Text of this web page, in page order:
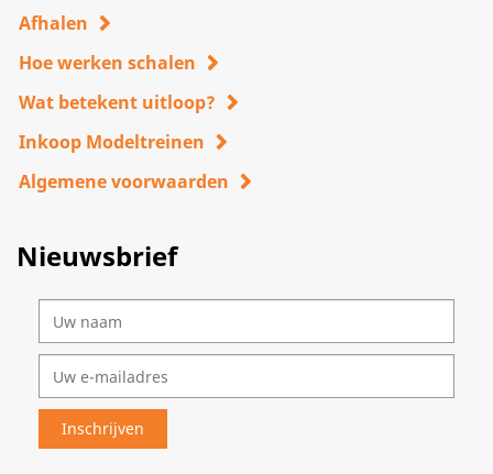
Afhalen
Hoe werken schalen
Wat betekent uitloop?
Inkoop Modeltreinen
Algemene voorwaarden
Nieuwsbrief